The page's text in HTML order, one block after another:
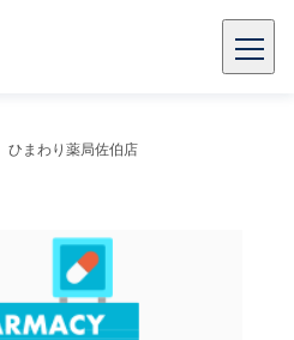
ひまわり薬局佐伯店